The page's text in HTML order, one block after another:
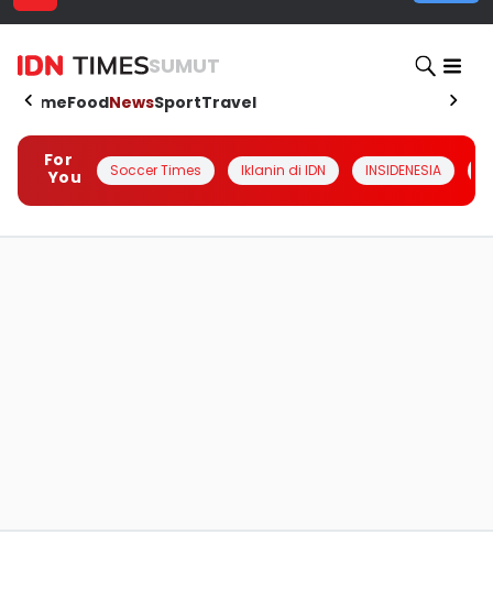
SUMUT
HomeFoodNewsSportTravel
For
You
Soccer Times Iklanin di IDN INSIDENESIA